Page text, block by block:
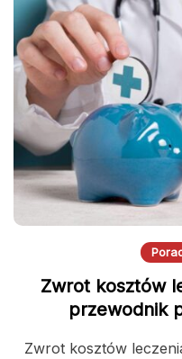
Zwrot kosztów
przewodnik
Zwrot kosztów